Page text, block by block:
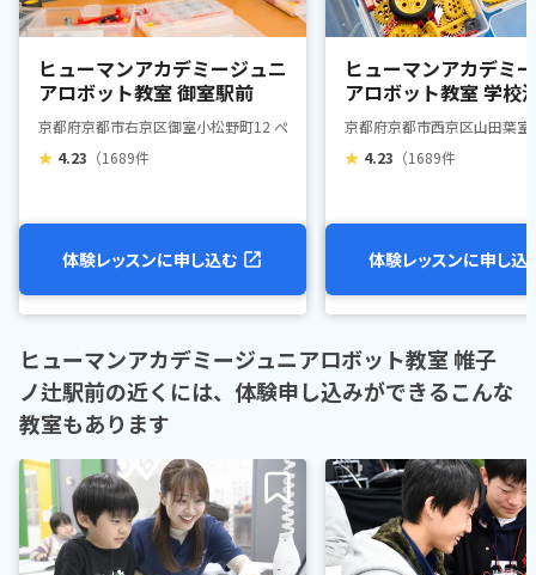
ヒューマンアカデミージュニ
アロボット教室 御室駅前
京都府京都市右京区御室小松野町12 ぺスタスぺ内
★ 4.23 （1689件
体験レッスンに申し込む
ヒューマンアカデミ
アロボット教室 学校
室幼稚園教室
京都府京都市西京区山田葉
★ 4.23 （1689件
体験レッスンに申し込
ヒューマンアカデミージュニアロボット教室 帷子
ノ辻駅前の近くには、体験申し込みができるこんな
教室もあります